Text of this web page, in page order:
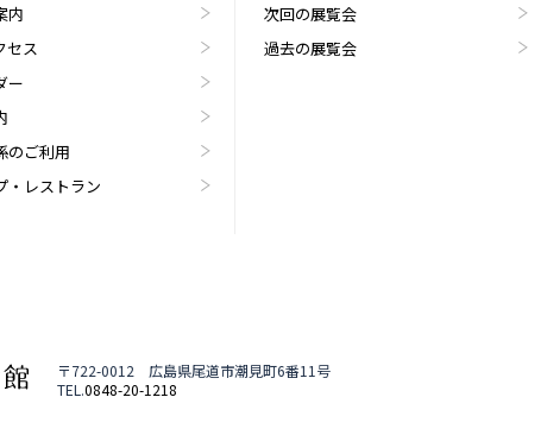
内
セス
ー
のご利用
・レストラン
次回の展覧会
過去の展覧会
〒722-0012 広島県尾道市潮見町6番11号
TEL.0848-20-1218